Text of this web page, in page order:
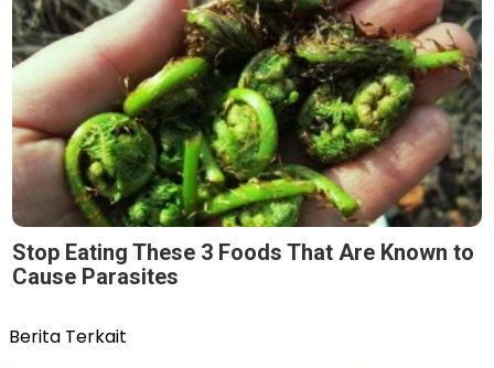
Stop Eating These 3 Foods That Are Known to
Cause Parasites
Berita Terkait